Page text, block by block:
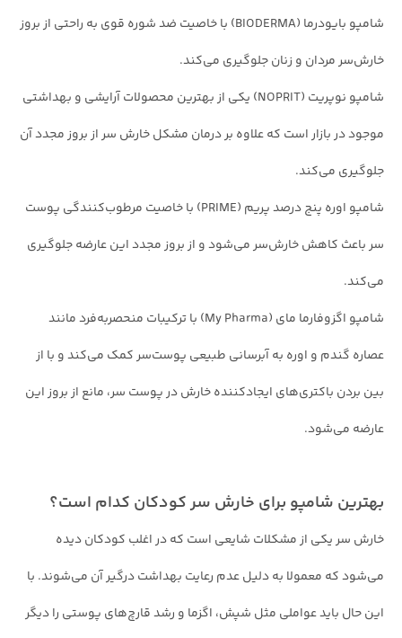
شامپو بایودرما (BIODERMA) با خاصیت ضد شوره قوی به راحتی از بروز
خارش‌سر مردان و زنان جلوگیری می‌کند.
شامپو نوپریت (NOPRIT) یکی از بهترین محصولات آرایشی و بهداشتی
موجود در بازار است که علاوه بر درمان مشکل خارش سر از بروز مجدد آن
جلوگیری می‌کند.
شامپو اوره پنج درصد پریم (PRIME) با خاصیت مرطوب‌کنندگی پوست
سر باعث کاهش خارش‌سر می‌شود و از بروز مجدد این عارضه جلوگیری
می‌کند.
شامپو اگزوفارما مای (My Pharma) با ترکیبات منحصربه‌فرد مانند
عصاره گندم و اوره به آبرسانی طبیعی پوست‌سر کمک می‌کند و با از
بین بردن باکتری‌های ایجادکننده خارش در پوست سر، مانع از بروز این
عارضه می‌شود.
بهترین شامپو برای خارش سر کودکان کدام است؟
خارش سر یکی از مشکلات شایعی است که در اغلب کودکان دیده
می‌شود که معمولا به دلیل عدم رعایت بهداشت درگیر آن می‌شوند. با
این حال باید عواملی مثل شپش، اگزما و رشد قارچ‌های پوستی را دیگر